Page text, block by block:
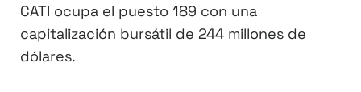
CATI ocupa el puesto 189 con una
capitalización bursátil de 244 millones de
dólares.